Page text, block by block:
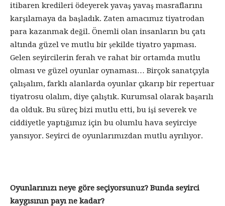
itibaren kredileri ödeyerek yavaş yavaş masraflarını
karşılamaya da başladık. Zaten amacımız tiyatrodan
para kazanmak değil. Önemli olan insanların bu çatı
altında güzel ve mutlu bir şekilde tiyatro yapması.
Gelen seyircilerin ferah ve rahat bir ortamda mutlu
olması ve güzel oyunlar oynaması… Birçok sanatçıyla
çalışalım, farklı alanlarda oyunlar çıkarıp bir repertuar
tiyatrosu olalım, diye çalıştık. Kurumsal olarak başarılı
da olduk. Bu süreç bizi mutlu etti, bu işi severek ve
ciddiyetle yaptığımız için bu olumlu hava seyirciye
yansıyor. Seyirci de oyunlarımızdan mutlu ayrılıyor.
Oyunlarınızı neye göre seçiyorsunuz? Bunda seyirci
kaygısının payı ne kadar?